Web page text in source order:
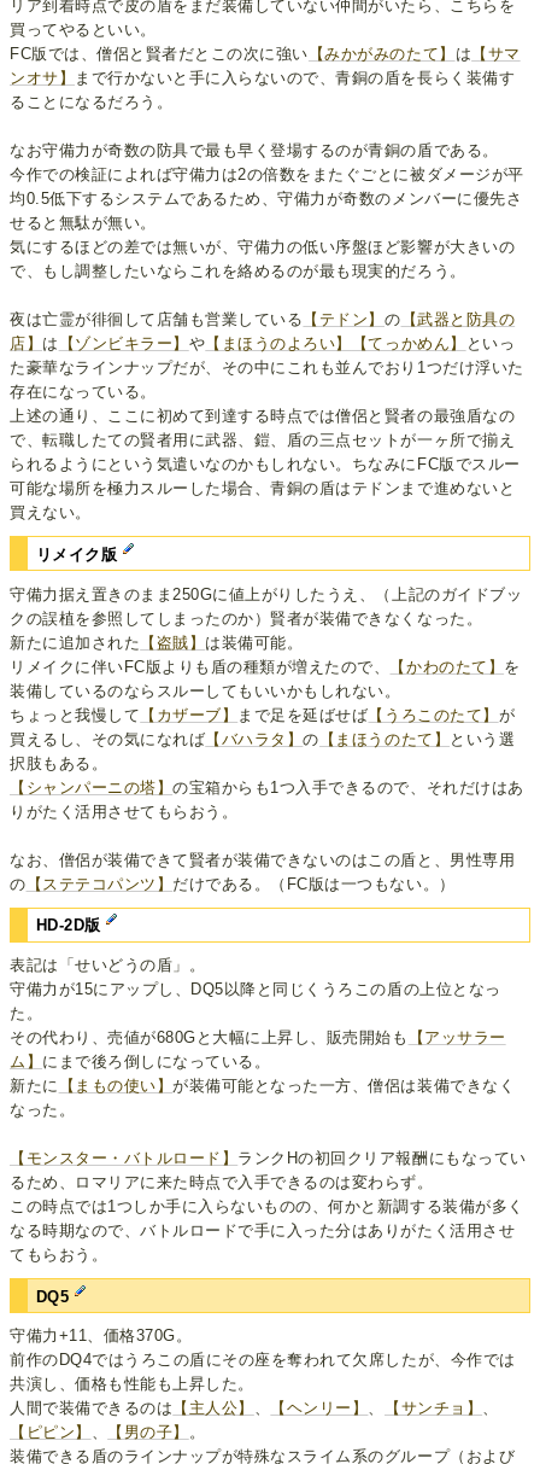
リア到着時点で皮の盾をまだ装備していない仲間がいたら、こちらを
買ってやるといい。
FC版では、僧侶と賢者だとこの次に強い 【みかがみのたて】 は 【サマ
ンオサ】
まで行かないと手に入らないので、青銅の盾を長らく装備す
ることになるだろう。
なお守備力が奇数の防具で最も早く登場するのが青銅の盾である。
今作での検証によれば守備力は2の倍数をまたぐごとに被ダメージが平
均0.5低下するシステムであるため、守備力が奇数のメンバーに優先さ
せると無駄が無い。
気にするほどの差では無いが、守備力の低い序盤ほど影響が大きいの
で、もし調整したいならこれを絡めるのが最も現実的だろう。
夜は亡霊が徘徊して店舗も営業している 【テドン】 の 【武器と防具の
店】 は 【ゾンビキラー】 や 【まほうのよろい】 【てっかめん】
といっ
た豪華なラインナップだが、その中にこれも並んでおり1つだけ浮いた
存在になっている。
上述の通り、ここに初めて到達する時点では僧侶と賢者の最強盾なの
で、転職したての賢者用に武器、鎧、盾の三点セットが一ヶ所で揃え
られるようにという気遣いなのかもしれない。ちなみにFC版でスルー
可能な場所を極力スルーした場合、青銅の盾はテドンまで進めないと
買えない。
リメイク版
守備力据え置きのまま250Gに値上がりしたうえ、（上記のガイドブッ
クの誤植を参照してしまったのか）賢者が装備できなくなった。
新たに追加された 【盗賊】 は装備可能。
リメイクに伴いFC版よりも盾の種類が増えたので、
【かわのたて】 を
装備しているのならスルーしてもいいかもしれない。
ちょっと我慢して 【カザーブ】 まで足を延ばせば 【うろこのたて】 が
買えるし、その気になれば 【バハラタ】の 【まほうのたて】
という選
択肢もある。
【シャンパーニの塔】の宝箱からも1つ入手できるので、それだけはあ
りがたく活用させてもらおう。
なお、僧侶が装備できて賢者が装備できないのはこの盾と、男性専用
の 【ステテコパンツ】 だけである。（FC版は一つもない。）
HD-2D版
表記は「せいどうの盾」。
守備力が15にアップし、DQ5以降と同じくうろこの盾の上位となっ
た。
その代わり、売値が680Gと大幅に上昇し、販売開始も
【アッサラー
ム】 にまで後ろ倒しになっている。
新たに
【まもの使い】が装備可能となった一方、僧侶は装備できなく
なった。
【モンスター・バトルロード】 ランクHの初回クリア報酬にもなってい
るため、ロマリアに来た時点で入手できるのは変わらず。
この時点では1つしか手に入らないものの、何かと新調する装備が多く
なる時期なので、バトルロードで手に入った分はありがたく活用させ
てもらおう。
DQ5
守備力+11、価格370G。
前作のDQ4ではうろこの盾にその座を奪われて欠席したが、今作では
共演し、価格も性能も上昇した。
人間で装備できるのは 【主人公】 、 【ヘンリー】 、 【サンチョ】 、
【ピピン】 、 【男の子】 。
装備できる盾のラインナップが特殊なスライム系のグループ（および